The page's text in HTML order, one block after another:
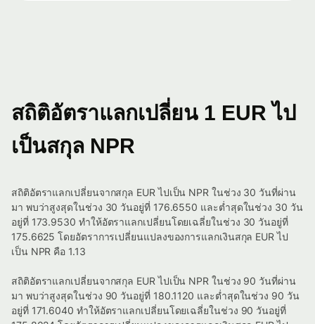
สถิติอัตราแลกเปลี่ยน 1 EUR ไป
เป็นสกุล NPR
สถิติอัตราแลกเปลี่ยนจากสกุล EUR ไปเป็น NPR ในช่วง 30 วันที่ผ่าน
มา พบว่าสูงสุดในช่วง 30 วันอยู่ที่ 176.6550 และต่ำสุดในช่วง 30 วัน
อยู่ที่ 173.9530 ทำให้อัตราแลกเปลี่ยนโดยเฉลี่ยในช่วง 30 วันอยู่ที่
175.6625 โดยอัตราการเปลี่ยนแปลงของการแลกเงินสกุล EUR ไป
เป็น NPR คือ 1.13
สถิติอัตราแลกเปลี่ยนจากสกุล EUR ไปเป็น NPR ในช่วง 90 วันที่ผ่าน
มา พบว่าสูงสุดในช่วง 90 วันอยู่ที่ 180.1120 และต่ำสุดในช่วง 90 วัน
อยู่ที่ 171.6040 ทำให้อัตราแลกเปลี่ยนโดยเฉลี่ยในช่วง 90 วันอยู่ที่